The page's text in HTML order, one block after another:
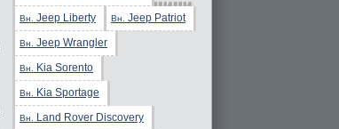
Вн. Jeep Liberty Вн. Jeep Patriot
Вн. Jeep Wrangler
Вн. Kia Sorento
Вн. Kia Sportage
Вн. Land Rover Discovery